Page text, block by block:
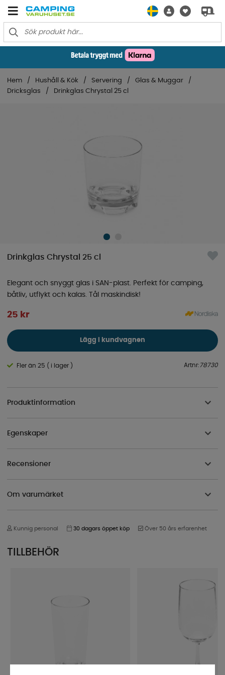
Hem Hushåll & Kök Servering
Glas & Muggar
Dricksglas
Drinkglas Chrystal 25 cl
Drinkglas Chrystal 25 cl
Elegant och snyggt glas i SAN-plast. Perfekt för camping,
båtliv, utflykt och kalas. Tål maskindisk!
25 kr
Lägg i kundvagnen
Fler än 25 ( i lager ) Artnr: 78730
Produktinformation
Egenskaper
Recensioner
Om varumärket
Kunnig personal 30 dagars öppet köp Över 50 års erfarenhet
TILLBEHÖR